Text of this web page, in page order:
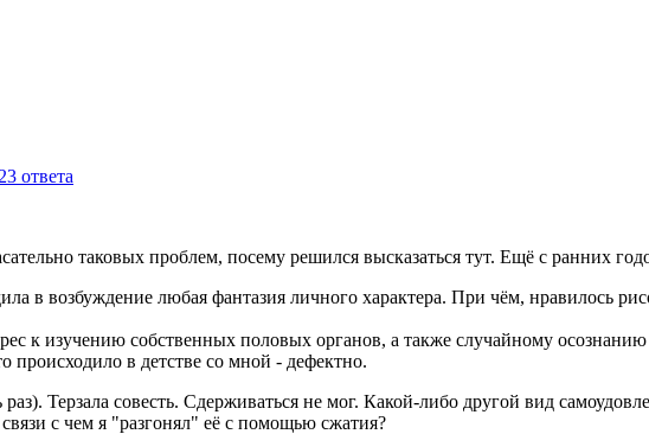
23 ответа
таковых проблем, посему решился высказаться тут. Ещё с ранних
в возбуждение любая фантазия личного характера. При чём, нравилось
к изучению собственных половых органов, а также случайному
происходило в детстве со мной - дефектно.
раз). Терзала совесть. Сдерживаться не мог. Какой-либо другой вид
с чем я "разгонял" её с помощью сжатия?